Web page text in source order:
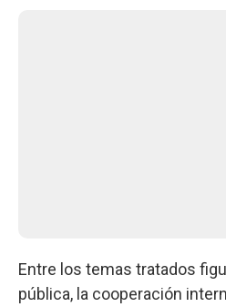
Entre los temas tratados
pública, la cooperación